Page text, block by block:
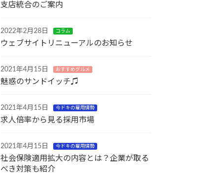
支店統合のご案内
2022年2月28日 コラム
ウェブサイトリニューアルのお知らせ
2021年4月15日 おすすめグルメ
魅惑のサンドイッチ♫
2021年4月15日 今ドキの雇用情勢
求人倍率から見る採用市場
2021年4月15日 今ドキの雇用情勢
社会保険適用拡大の内容とは？企業が取る
べき対策も紹介